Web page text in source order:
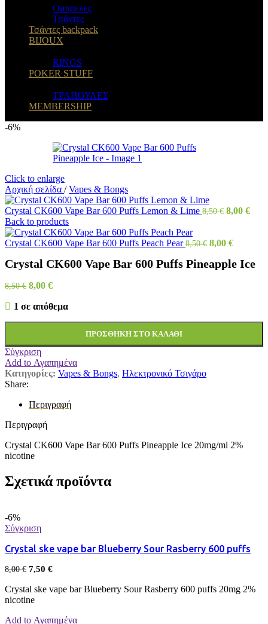
Oμπρελες
Τσάντες
Τσάντες backpack
BIJOUX
RINGS
POKER STUFF
ΤΡΑΠΟΥΛΕΣ
MEMBERSHIP
-6%
Click to enlarge
Αρχική σελίδα / Vapes & Bongs
Crystal CK600 Vape Bar 600 Puffs Lemon & Lime 8,50€ 8,00 €
Back to products
Crystal CK600 Vape Bar 600 Puffs Peach Pear8,50€ 8,00 €
Crystal CK600 Vape Bar 600 Puffs Pineapple Ice
8,50€ 8,00 €
1 σε απόθεμα
ΠΡΟΣΘΉΚΗ ΣΤΟ ΚΑΛΆΘΙ
Σύγκριση
Add to Αγαπημένα
Κατηγορίες: Vapes & Bongs, Ηλεκτρονικό Τσιγάρο
Share:
Περιγραφή
Περιγραφή
Crystal CK600 Vape Bar 600 Puffs Pineapple Ice 20mg/ml 2%
nicotine
Σχετικά προϊόντα
-6%
Σύγκριση
Crystal ske vape bar Blueberry Sour Rasberry 600 puffs
8,00€ 7,50 €
Crystal ske vape bar Blueberry Sour Rasberry 600 puffs 20mg 2%
nicotine
Add to Αγαπημένα